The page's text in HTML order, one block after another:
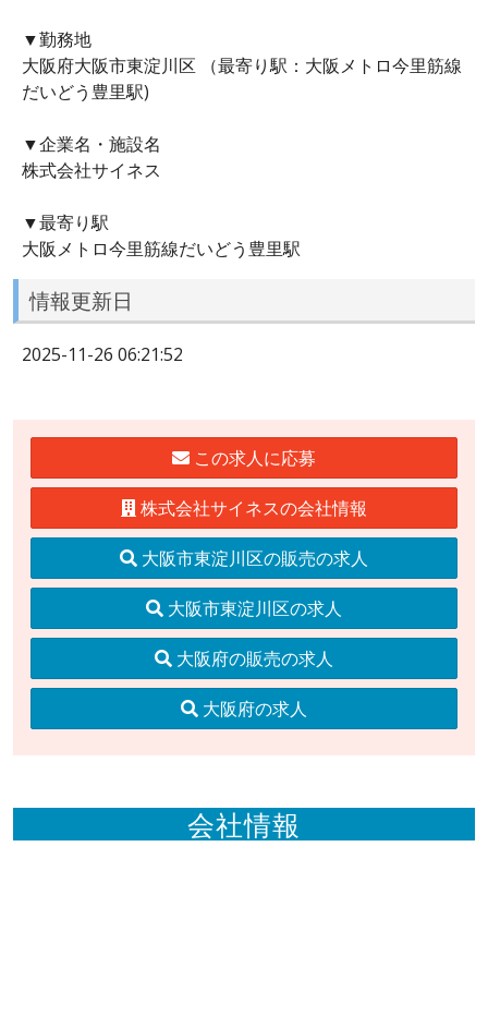
▼勤務地
大阪府大阪市東淀川区 （最寄り駅：大阪メトロ今里筋線
だいどう豊里駅)
▼企業名・施設名
株式会社サイネス
▼最寄り駅
大阪メトロ今里筋線だいどう豊里駅
情報更新日
2025-11-26 06:21:52
この求人に応募
株式会社サイネスの会社情報
大阪市東淀川区の販売の求人
大阪市東淀川区の求人
大阪府の販売の求人
大阪府の求人
会社情報